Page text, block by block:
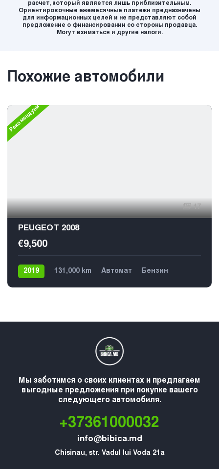
расчет, который является лишь приблизительным.
Ориентировочные ежемесячные платежи предназначены
для информационных целей и не представляют собой
предложение о финансировании со стороны продавца.
Могут взиматься и другие налоги.
Похожие автомобили
Рекомендуем
17
PEUGEOT 2008
€9,500
2019 131,000 km Автомат
Бензин
Мы заботимся о своих клиентах и предлагаем
выгодные предложения при покупке вашего
следующего автомобиля.
+37361000032
info@bibica.md
Chisinau, str. Vadul lui Voda 21a